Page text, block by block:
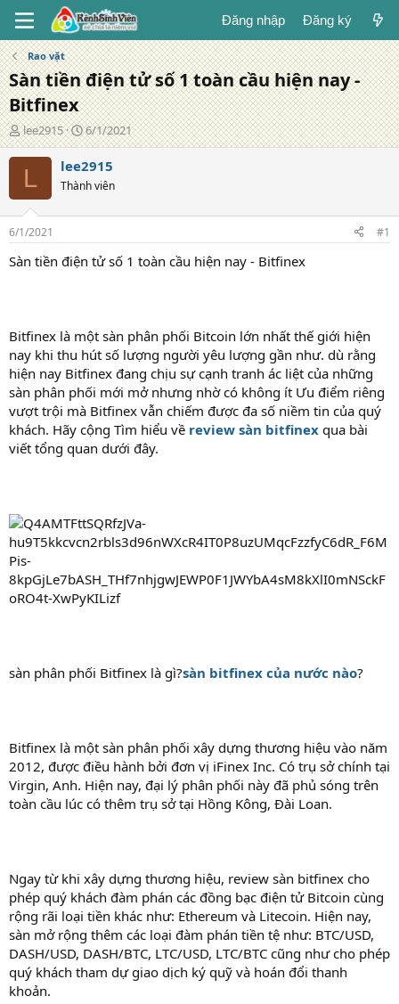
Đăng nhập Đăng ký
Rao vặt
Sàn tiền điện tử số 1 toàn cầu hiện nay -
Bitfinex
T
á
c
ả
lee2915
N
g
à
y
đ
g
6/1/2021
L lee2915
Thành viên
6/1/2021 #1
Sàn tiền điện tử số 1 toàn cầu hiện nay - Bitfinex
Bitfinex là một sàn phân phối Bitcoin lớn nhất thế giới hiện
nay khi thu hút số lượng người yêu lượng gần như. dù rằng
hiện nay Bitfinex đang chịu sự cạnh tranh ác liệt của những
sàn phân phối mới mở nhưng nhờ có không ít Ưu điểm riêng
vượt trội mà Bitfinex vẫn chiếm được đa số niềm tin của quý
khách. Hãy cộng Tìm hiểu về review sàn bitfinex qua bài
viết tổng quan dưới đây.
sàn phân phối Bitfinex là gì?sàn bitfinex của nước nào?
Bitfinex là một sàn phân phối xây dựng thương hiệu vào năm
2012, được điều hành bởi đơn vị iFinex Inc. Có trụ sở chính tại
Virgin, Anh. Hiện nay, đại lý phân phối này đã phủ sóng trên
toàn cầu lúc có thêm trụ sở tại Hồng Kông, Đài Loan.
Ngay từ khi xây dựng thương hiệu, review sàn bitfinex cho
phép quý khách đàm phán các đồng bạc điện tử Bitcoin cùng
rộng rãi loại tiền khác như: Ethereum và Litecoin. Hiện nay,
sàn mở rộng thêm các loại đàm phán tiền tệ như: BTC/USD,
DASH/USD, DASH/BTC, LTC/USD, LTC/BTC cũng như cho phép
quý khách tham dự giao dịch ký quỹ và hoán đổi thanh
khoản.